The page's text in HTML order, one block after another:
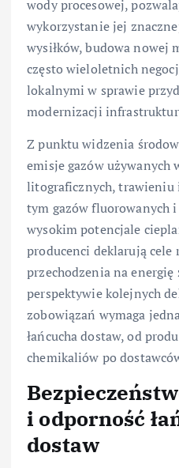
wody procesowej,
wykorzystanie jej
wysiłków, budowa nowej
często wieloletnich
lokalnymi w sprawie
modernizacji
Z punktu widzenia
emisje gazów używanych
litograficznych, trawieniu
tym gazów fluorowanych
wysokim potencjale
producenci deklarują
przechodzenia na
perspektywie kolejnych
zobowiązań wymaga
łańcucha dostaw, od
chemikaliów po
i odporność
dostaw